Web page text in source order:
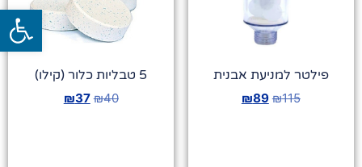
פתח
פילטר למניעת אבנית
₪115
₪89
5 טבליות כלור (קילו)
₪40
₪37